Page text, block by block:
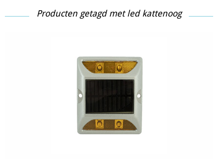
Producten getagd met led kattenoog